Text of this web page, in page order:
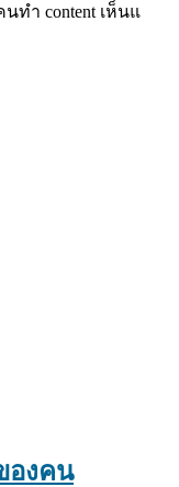
ำ content เห็นแ
องคน